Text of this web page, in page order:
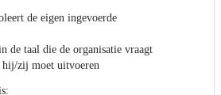
de eigen ingevoerde
de taal die de organisatie vraagt
hij/zij moet uitvoeren